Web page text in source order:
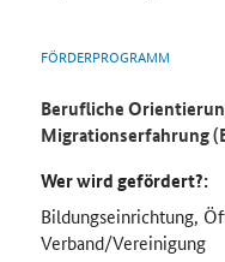
FÖRDERPROGRAMM
Berufliche
Migrationserfahrung
Wer wird gefördert?:
Bildungseinrichtung,
Verband/Vereinigung